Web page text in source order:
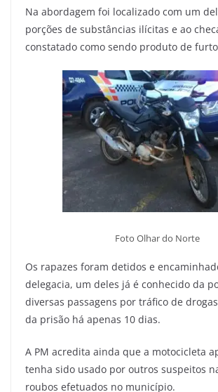
Na abordagem foi localizado com um
porções de substâncias ilícitas e ao
constatado como sendo produto de
Foto Olhar do Norte
Os rapazes foram detidos e
delegacia, um deles já é conhecido da
diversas passagens por tráfico de
da prisão há apenas 10 dias.
A PM acredita ainda que a motocicleta
tenha sido usado por outros suspeitos
roubos efetuados no município.